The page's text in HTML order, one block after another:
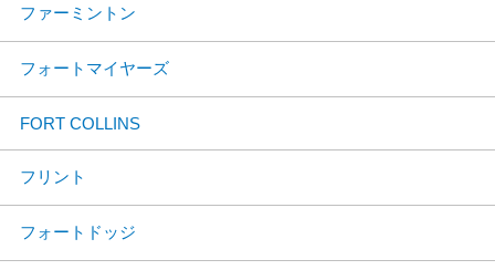
ファーミントン
フォートマイヤーズ
FORT COLLINS
フリント
フォートドッジ